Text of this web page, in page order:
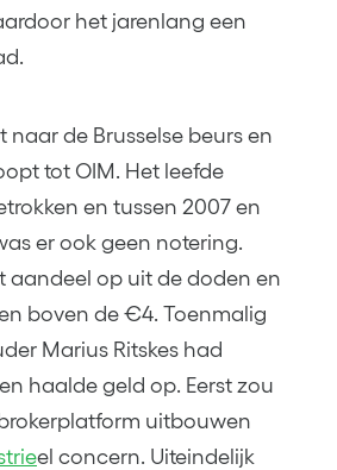
het jarenlang een
naar de Brusselse beurs en
tot OIM. Het leefde
en tussen 2007 en
er ook geen notering.
aandeel op uit de doden en
boven de €4. Toenmalig
Marius Ritskes had
haalde geld op. Eerst zou
uitbouwen
el concern. Uiteindelijk